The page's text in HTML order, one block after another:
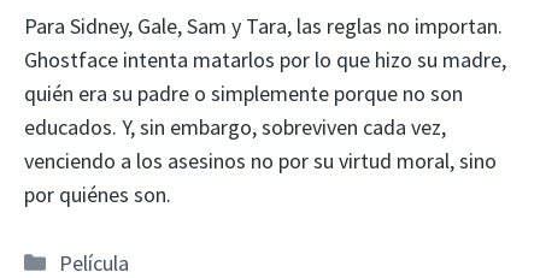
Para Sidney, Gale, Sam y Tara, las reglas no importan.
Ghostface intenta matarlos por lo que hizo su madre,
quién era su padre o simplemente porque no son
educados. Y, sin embargo, sobreviven cada vez,
venciendo a los asesinos no por su virtud moral, sino
por quiénes son.
Categorías
Película